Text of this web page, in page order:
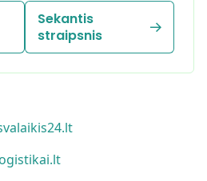
Sekantis
straipsnis